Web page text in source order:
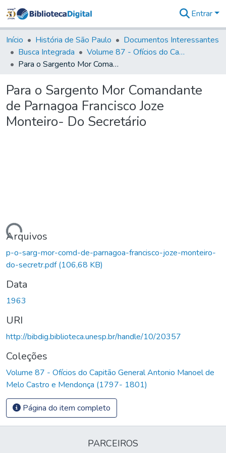
&
Coleções
Tudo na
Biblioteca
Estatísticas
Entrar
Início História de São Paulo
Documentos Interessantes
Busca Integrada
Volume 87 - Ofícios do Capitão General Antonio Manoel de Melo Castro e Mendonça (1797- 1801)
Para o Sargento Mor Comandante de Parnagoa Francisco Joze Monteiro- Do Secretário
Para o Sargento Mor Comandante
de Parnagoa Francisco Joze
Monteiro- Do Secretário
Carregando...
Arquivos
p-o-sarg-mor-comd-de-parnagoa-francisco-joze-monteiro-
do-secretr.pdf(106,68 KB)
Data
1963
URI
http://bibdig.biblioteca.unesp.br/handle/10/20357
Coleções
Volume 87 - Ofícios do Capitão General Antonio Manoel de
Melo Castro e Mendonça (1797- 1801)
Página do item completo
PARCEIROS